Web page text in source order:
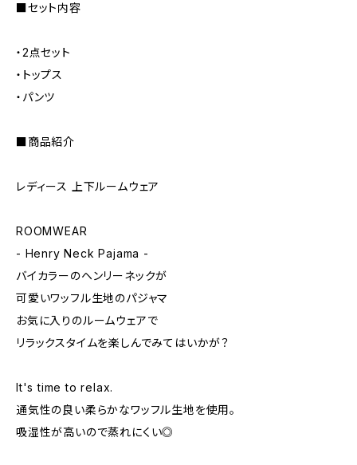
■セット内容
・2点セット
・トップス
・パンツ
■商品紹介
レディース 上下ルームウェア
ROOMWEAR
- Henry Neck Pajama -
バイカラーのヘンリーネックが
可愛いワッフル生地のパジャマ
お気に入りのルームウェアで
リラックスタイムを楽しんでみてはいかが？
It's time to relax.
通気性の良い柔らかなワッフル生地を使用。
吸湿性が高いので蒸れにくい◎